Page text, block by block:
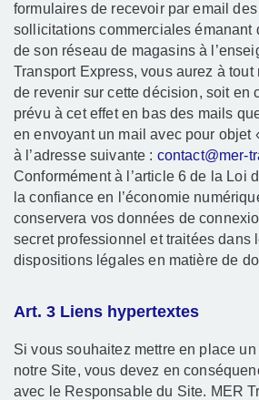
formulaires de recevoir par email
sollicitations commerciales émanant
de son réseau de magasins à
Transport Express, vous aurez à tout
de revenir sur cette décision, soit en
prévu à cet effet en bas des mails
en envoyant un mail avec pour objet
à l’adresse suivante : contact@mer-
Conformément à l’article 6 de la Loi
la confiance en l’économie
conservera vos données de
secret professionnel et traitées dans
dispositions légales en matière de
Art. 3 Liens hypertextes
Si vous souhaitez mettre en place
notre Site, vous devez en
avec le Responsable du Site. MER